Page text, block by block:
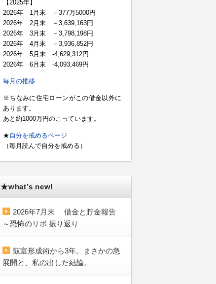
【2025年】
2026年 1月末 －377万5000円
2026年 2月末 －3,639,163円
2026年 3月末 －3,798,198円
2026年 4月末 －3,936,852円
2026年 5月末 -4,629,312円
2026年 6月末 -4,093,469円
毎月の推移
※ちなみに住宅ローンがこの借金以外に
あります。
あと約1000万円のこっています。
★自分を戒めるページ
（毎月読んで自分を戒める）
★what’s new!
2026年7月末 借金と貯金報告
～恐怖のリボ 振り返り
鼓室形成術から3年。まさかの急
展開と、私の出した結論。